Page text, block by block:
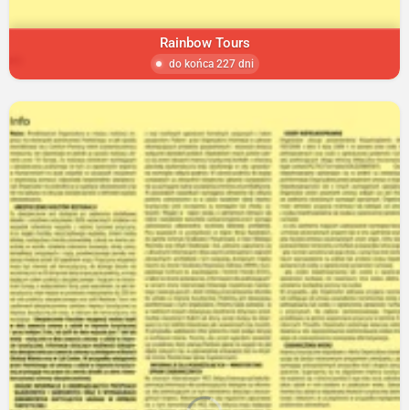
Rainbow Tours
do końca 227 dni